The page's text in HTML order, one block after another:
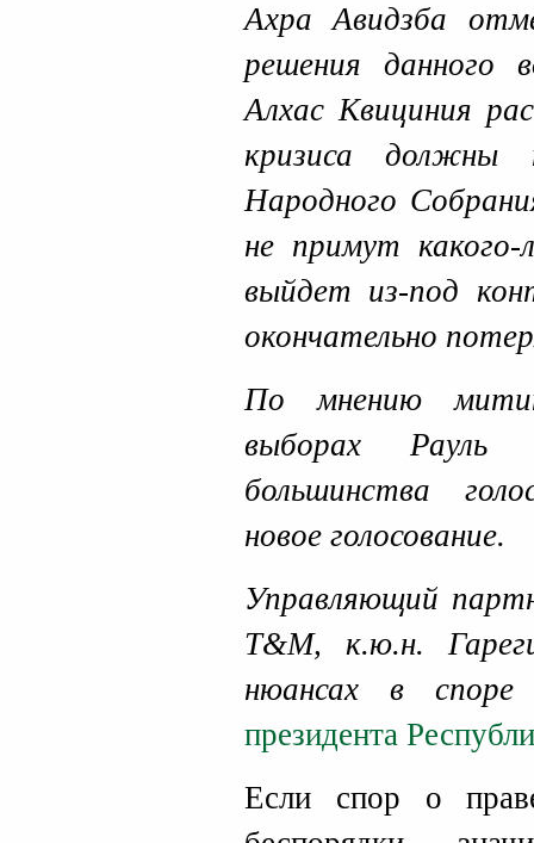
Ахра Авидзба
решения данного
Алхас Квициния
кризиса должны
Народного
не примут
выйдет из-под
окончательно
По мнению
выборах
большинства
новое голосование.
Управляющий
Т&М, к.ю.н.
нюансах в
президента
Если спор о